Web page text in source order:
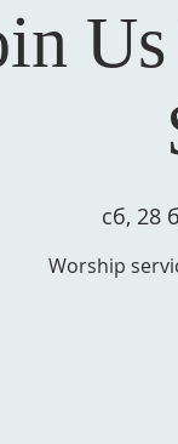
сб, 28
Worship